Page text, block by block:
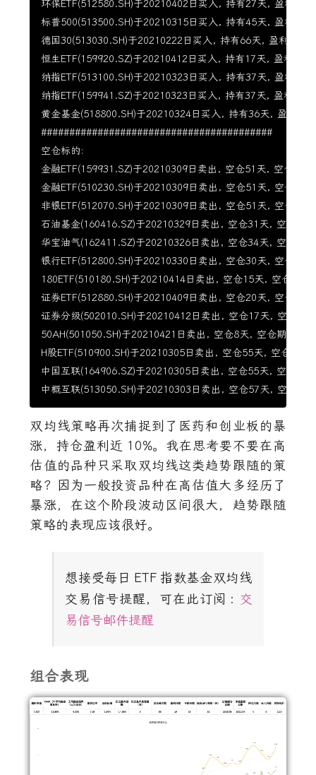
环保ETF(512580.SH)于20210402日买入, 持有27天, 盈利
标普500(513500.SH)于20210315日买入, 持有45天, 盈利
德国30(513030.SH)于20210222日买入, 持有66天, 盈利
恒生ETF(159920.SZ)于20210412日买入, 持有17天, 盈利
纳指ETF(513100.SH)于20210323日买入, 持有37天, 盈利
纳指ETF(159941.SZ)于20210323日买入, 持有37天, 盈利
黄金基金(518800.SH)于20210324日买入, 持有36天, 盈利
#########################################
空仓标的:
金融ETF(159931.SZ)于20210309日卖出, 空仓51天, 空仓期涨
金融ETF(510230.SH)于20210309日卖出, 空仓51天, 空仓期
非银ETF(512070.SH)于20210309日卖出, 空仓51天, 空仓期
石油基金(160416.SZ)于20210329日卖出, 空仓31天, 空仓期
华宝油气(162411.SZ)于20210326日卖出, 空仓34天, 空仓期
银行ETF(512800.SH)于20210330日卖出, 空仓30天, 空仓期
180ETF(510180.SH)于20210414日卖出, 空仓15天, 空仓期涨
证券ETF(512880.SH)于20210409日卖出, 空仓20天, 空仓期
证券分级(502010.SH)于20210412日卖出, 空仓17天, 空仓期
50AH(501050.SH)于20210421日卖出, 空仓8天, 空仓期涨幅
H股ETF(510900.SH)于20210305日卖出, 空仓55天, 空仓期涨
中国互联(164906.SZ)于20210305日卖出, 空仓55天, 空仓期
双均线策略再次捕捉到了医药和创业板的暴
涨，持仓盈利近 10%。我在思考要不要在高
估值的品种只采取双均线这类趋势跟随的策
略？因为一般投资品种在高估值大多经历了
暴涨，在这个阶段波动区间很大，趋势跟随
策略的表现应该很好。
想接受每日 ETF 指数基金双均线
交易信号提醒，可在此订阅 : 交
易信号邮件提醒
组合表现